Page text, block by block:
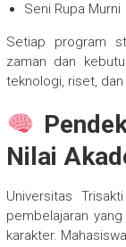
Seni Rupa Murni
Setiap program
zaman dan
teknologi, riset,
Nilai
Universitas
pembelajaran
karakter.